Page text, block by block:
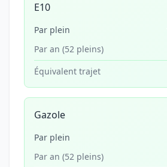
E10
Par plein
Par an (52 pleins)
Équivalent trajet
Gazole
Par plein
Par an (52 pleins)